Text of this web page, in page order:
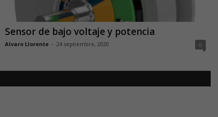
Sensor de bajo voltaje y potencia
Alvaro Llorente - 24 septiembre, 2020 0